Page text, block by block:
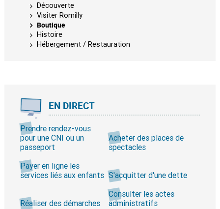
Découverte
Visiter Romilly
Boutique
Histoire
Hébergement / Restauration
EN DIRECT
Prendre rendez-vous
pour une CNI ou un
passeport
Acheter des places de
spectacles
Payer en ligne les
services liés aux enfants S'acquitter d'une dette
Réaliser des démarches
Consulter les actes
administratifs